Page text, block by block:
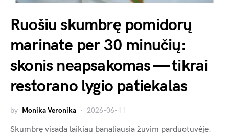
Ruošiu skumbrę pomidorų
marinate per 30 minučių:
skonis neapsakomas — tikrai
restorano lygio patiekalas
by Monika Veronika 2026-06-11
Skumbrę visada laikiau banaliausia žuvim parduotuvėje.